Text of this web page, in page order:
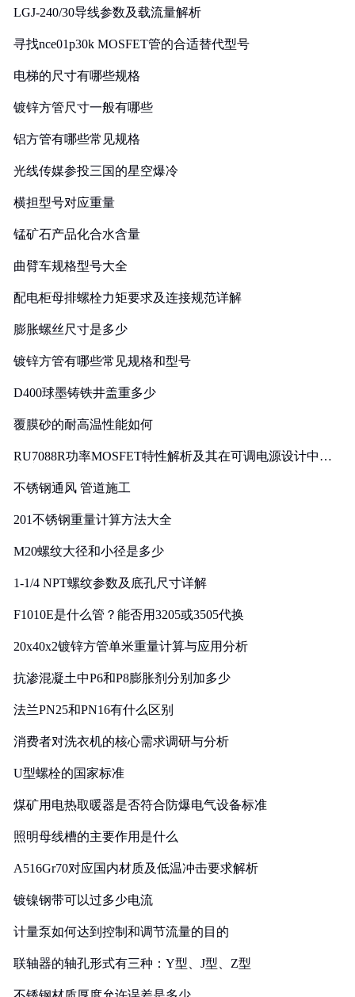
LGJ-240/30导线参数及载流量解析
寻找nce01p30k MOSFET管的合适替代型号
电梯的尺寸有哪些规格
镀锌方管尺寸一般有哪些
铝方管有哪些常见规格
光线传媒参投三国的星空爆冷
横担型号对应重量
锰矿石产品化合水含量
曲臂车规格型号大全
配电柜母排螺栓力矩要求及连接规范详解
膨胀螺丝尺寸是多少
镀锌方管有哪些常见规格和型号
D400球墨铸铁井盖重多少
覆膜砂的耐高温性能如何
RU7088R功率MOSFET特性解析及其在可调电源设计中的
不锈钢通风 管道施工
201不锈钢重量计算方法大全
M20螺纹大径和小径是多少
1-1/4 NPT螺纹参数及底孔尺寸详解
F1010E是什么管？能否用3205或3505代换
20x40x2镀锌方管单米重量计算与应用分析
抗渗混凝土中P6和P8膨胀剂分别加多少
法兰PN25和PN16有什么区别
消费者对洗衣机的核心需求调研与分析
U型螺栓的国家标准
煤矿用电热取暖器是否符合防爆电气设备标准
照明母线槽的主要作用是什么
A516Gr70对应国内材质及低温冲击要求解析
镀镍钢带可以过多少电流
计量泵如何达到控制和调节流量的目的
联轴器的轴孔形式有三种：Y型、J型、Z型